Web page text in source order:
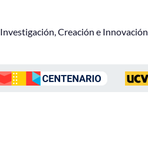
Investigación, Creación e Innovación